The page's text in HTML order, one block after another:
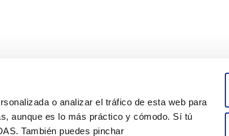
o analizar el tráfico de esta web para
aunque es lo más práctico y cómodo. Sí tú
. También puedes pinchar